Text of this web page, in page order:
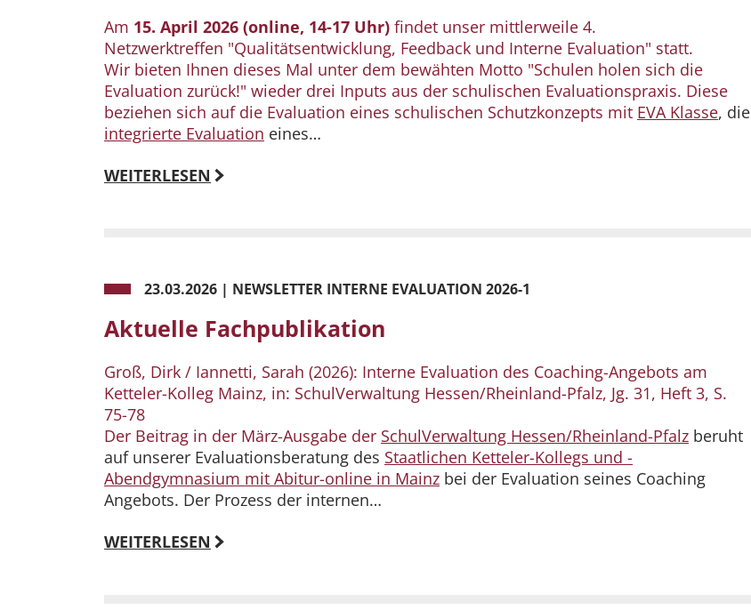
Am 15. April 2026 (online, 14-17 Uhr) findet unser mittlerweile 4.
Netzwerktreffen "Qualitätsentwicklung, Feedback und Interne Evaluation" statt.
Wir bieten Ihnen dieses Mal unter dem bewähten Motto "Schulen holen sich die
Evaluation zurück!" wieder drei Inputs aus der schulischen Evaluationspraxis. Diese
beziehen sich auf die Evaluation eines schulischen Schutzkonzepts mit EVA Klasse, die
integrierte Evaluation eines…
WEITERLESEN
23.03.2026 | NEWSLETTER INTERNE EVALUATION 2026-1
Aktuelle Fachpublikation
Groß, Dirk / Iannetti, Sarah (2026): Interne Evaluation des Coaching-Angebots am
Ketteler-Kolleg Mainz, in: SchulVerwaltung Hessen/Rheinland-Pfalz, Jg. 31, Heft 3, S.
75-78
Der Beitrag in der März-Ausgabe der SchulVerwaltung Hessen/Rheinland-Pfalz beruht
auf unserer Evaluationsberatung des Staatlichen Ketteler-Kollegs und -
Abendgymnasium mit Abitur-online in Mainz bei der Evaluation seines Coaching
Angebots. Der Prozess der internen…
WEITERLESEN